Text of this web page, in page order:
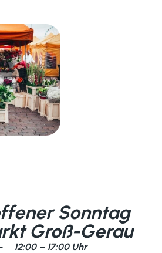
Sonntag
Groß-Gerau
– 17:00 Uhr